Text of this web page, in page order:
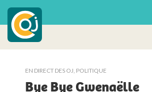
EN DIRECT DES OJ POLITIQUE
Bye Bye Gwenaëlle